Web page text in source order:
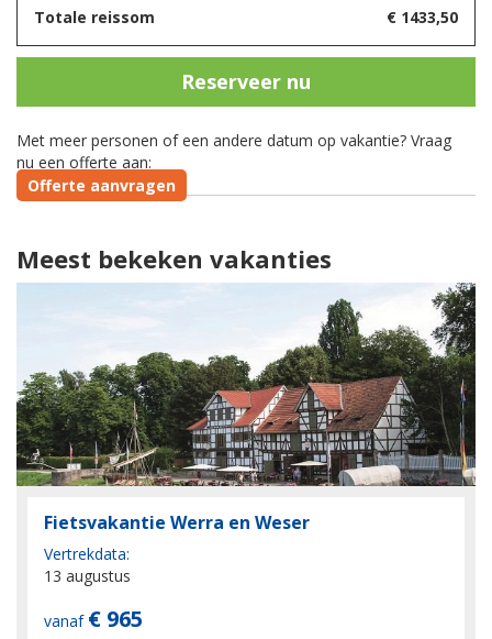
Totale reissom € 1433,50
Reserveer nu
Met meer personen of een andere datum op vakantie? Vraag
nu een offerte aan:
Offerte aanvragen
Meest bekeken vakanties
Fietsvakantie Werra en Weser
Vertrekdata:
13 augustus
vanaf € 965